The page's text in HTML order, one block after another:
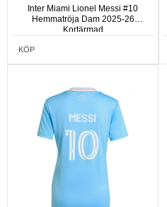
Inter Miami Lionel Messi #10
Hemmatröja Dam 2025-26
Kortärmad
KÖP